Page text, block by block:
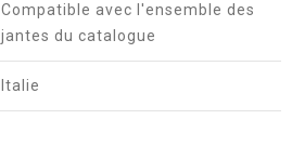
Compatible avec l'ensemble des
jantes du catalogue
Italie